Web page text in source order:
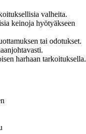
valheita.
keinoja hyötyäkseen
tai odotukset.
harhaan tarkoituksella.